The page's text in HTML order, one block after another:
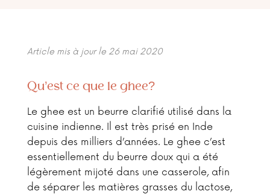
Article mis à jour le 26 mai 2020
Qu’est ce que le ghee?
Le ghee est un beurre clarifié utilisé dans la
cuisine indienne. Il est très prisé en Inde
depuis des milliers d’années. Le ghee c’est
essentiellement du beurre doux qui a été
légèrement mijoté dans une casserole, afin
de séparer les matières grasses du lactose,